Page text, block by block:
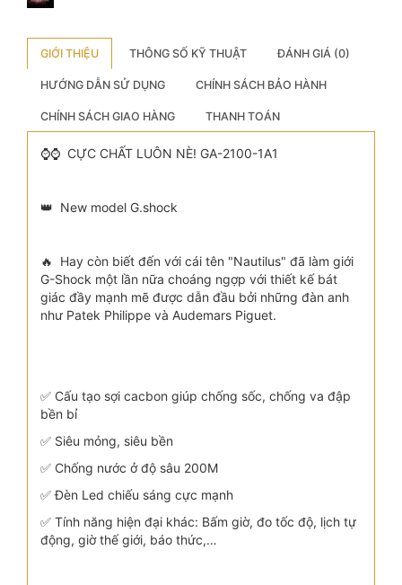
GIỚI THIỆU THÔNG SỐ KỸ THUẬT ĐÁNH GIÁ (0)
HƯỚNG DẪN SỬ DỤNG CHÍNH SÁCH BẢO HÀNH
CHÍNH SÁCH GIAO HÀNG THANH TOÁN
⌚️⌚️ CỰC CHẤT LUÔN NÈ! GA-2100-1A1
👑 New model G.shock
🔥 Hay còn biết đến với cái tên "Nautilus" đã làm giới
G-Shock một lần nữa choáng ngợp với thiết kế bát
giác đầy mạnh mẽ được dẫn đầu bởi những đàn anh
như Patek Philippe và Audemars Piguet.
✅️ Cấu tạo sợi cacbon giúp chống sốc, chống va đập
bền bỉ
✅️ Siêu mỏng, siêu bền
✅️ Chống nước ở độ sâu 200M
✅️ Đèn Led chiếu sáng cực mạnh
✅️ Tính năng hiện đại khác: Bấm giờ, đo tốc độ, lịch tự
động, giờ thế giới, báo thức,…